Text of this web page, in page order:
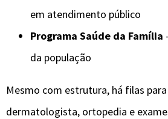
em atendimento público
Programa Saúde da Família
da população
Mesmo com estrutura, há filas
dermatologista, ortopedia e